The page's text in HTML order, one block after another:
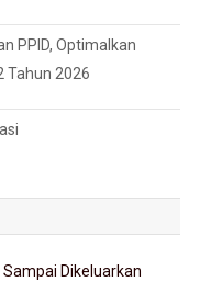
PPID, Optimalkan
Tahun 2026
Sampai Dikeluarkan